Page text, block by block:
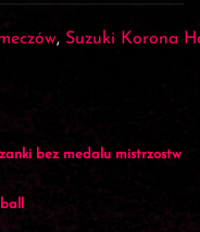
, Suzuki Korona
bez medalu mistrzostw